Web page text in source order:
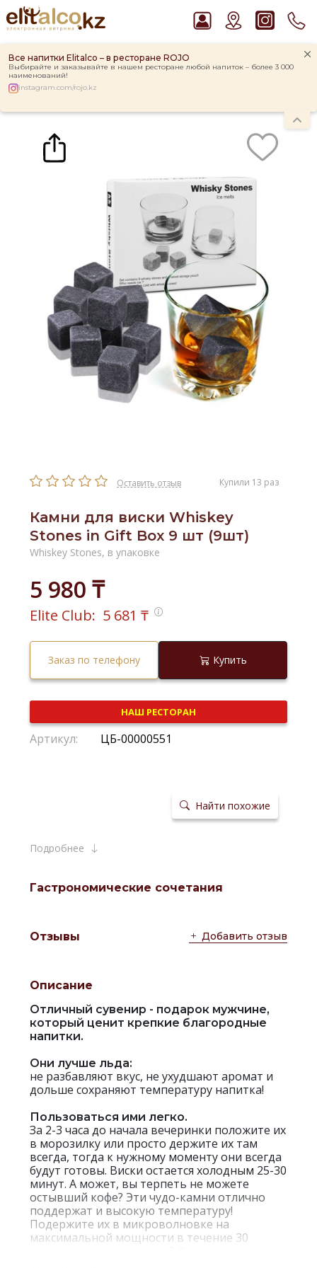
Все напитки Elitalco – в ресторане ROJO
Выбирайте и заказывайте в нашем ресторане любой напиток – более 3 000
наименований!
instagram.com/rojo.kz
Рекомендуем
Ром Captain Morgan White 37,5%
Пиво Guinness Draught 4,2% Can
Джин Gordon`s London Dry Gin 37,5%
Водка Smirnoff Red Vodka 37,5%
Виски Talisker 10 YO Malt 45,8% in Box
Каталог Подарочные решения Подарочные наборы
Оставить отзыв Купили 13 раз
Камни для виски Whiskey
Stones in Gift Box 9 шт (9шт)
Whiskey Stones, в упаковке
5 980 ₸
Elite Club: 5 681 ₸
Заказ по телефону Купить
НАШ РЕСТОРАН
Артикул: ЦБ-00000551
Подробнее
Найти похожие
Гастрономические сочетания
Отзывы Добавить отзыв
Описание
Отличный сувенир - подарок мужчине,
который ценит крепкие благородные
напитки.
Они лучше льда:
не разбавляют вкус, не ухудшают аромат и
дольше сохраняют температуру напитка!
Пользоваться ими легко.
За 2-3 часа до начала вечеринки положите их
в морозилку или просто держите их там
всегда, тогда к нужному моменту они всегда
будут готовы. Виски остается холодным 25-30
минут. А может, вы терпеть не можете
остывший кофе? Эти чудо-камни отлично
поддержат и высокую температуру!
Подержите их в микроволновке на
максимальной мощности в течение 30